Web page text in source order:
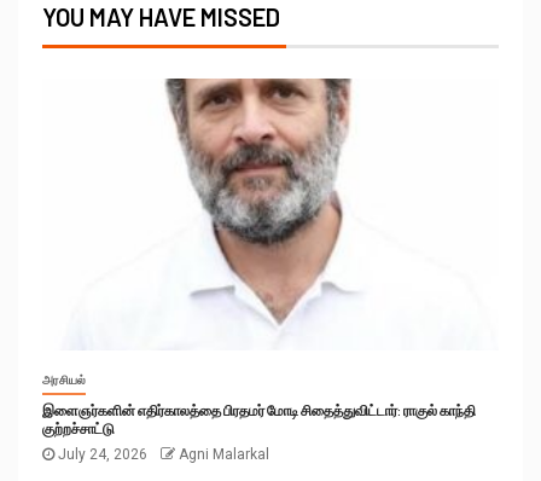
YOU MAY HAVE MISSED
அரசியல்
இளைஞர்களின் எதிர்காலத்தை பிரதமர் மோடி சிதைத்துவிட்டார்: ராகுல் காந்தி
குற்றச்சாட்டு
July 24, 2026
Agni Malarkal